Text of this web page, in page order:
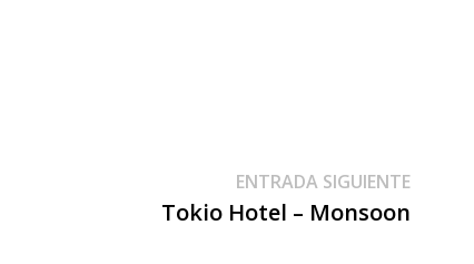
ENTRADA SIGUIENTEEntrada
Tokio Hotel – Monsoon